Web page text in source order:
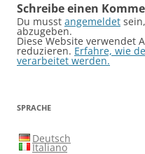
Schreibe einen
Du musst angemeldet
abzugeben.
Diese Website verwendet
reduzieren. Erfahre, wie
verarbeitet werden.
SPRACHE
Deutsch
Italiano